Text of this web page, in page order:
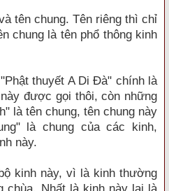
tên chung. Tên riêng thì chỉ
chung là tên phổ thông kinh
thuyết A Di Đà" chính là
được gọi thôi, còn những
là tên chung, tên chung này
là chung của các kinh,
này.
kinh này, vì là kinh thường